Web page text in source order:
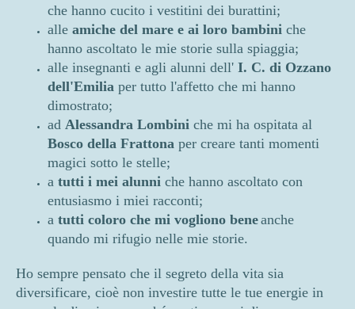
che hanno cucito i vestitini dei burattini;
alle amiche del mare e ai loro bambini che
hanno ascoltato le mie storie sulla spiaggia;
alle insegnanti e agli alunni dell' I. C. di Ozzano
dell'Emilia per tutto l'affetto che mi hanno
dimostrato;
ad Alessandra Lombini che mi ha ospitata al
Bosco della Frattona per creare tanti momenti
magici sotto le stelle;
a tutti i mei alunni che hanno ascoltato con
entusiasmo i miei racconti;
a tutti coloro che mi vogliono beneanche
quando mi rifugio nelle mie storie.
Ho sempre pensato che il segreto della vita sia
diversificare, cioè non investire tutte le tue energie in